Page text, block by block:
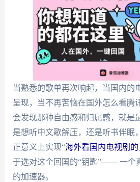
当熟悉的歌单再次响起，当国内的
呈现，当不再苦恼在国外怎么看腾
会发现那种自由感和归属感，就是
是想听中文歌解压，还是听书伴眠
正意义上实现“海外看国内电视剧
于选对这个回国的“钥匙”—— 一个
的加速器。